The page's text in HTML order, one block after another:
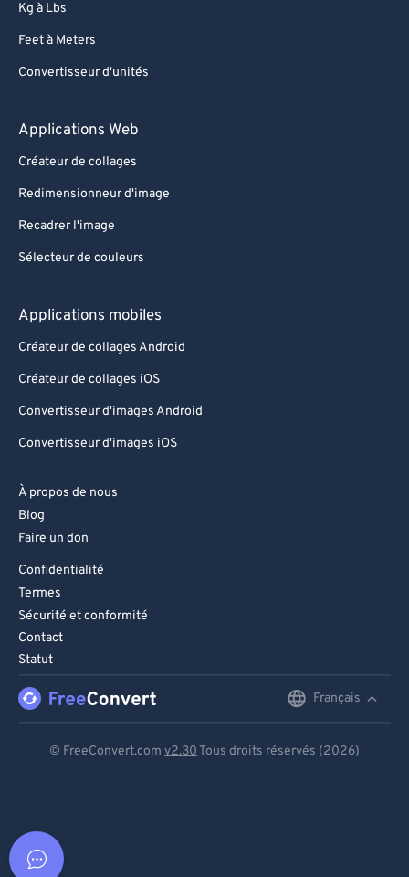
Kg à Lbs
Feet à Meters
Convertisseur d'unités
Applications Web
Créateur de collages
Redimensionneur d'image
Recadrer l'image
Sélecteur de couleurs
Applications mobiles
Créateur de collages Android
Créateur de collages iOS
Convertisseur d'images Android
Convertisseur d'images iOS
À propos de nous
Blog
Faire un don
Confidentialité
Termes
Sécurité et conformité
Contact
Statut
Français
© FreeConvert.com v2.30 Tous droits réservés (2026)